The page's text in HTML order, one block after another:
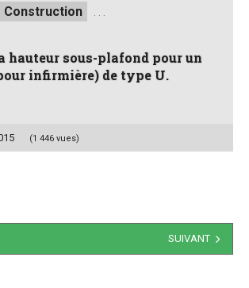
Construction . . .
hauteur sous-plafond pour un
infirmière) de type U.
(1 446 vues)
SUIVANT